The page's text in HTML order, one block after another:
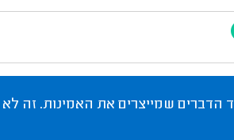
הדברים שמייצרים את האמינות. זה